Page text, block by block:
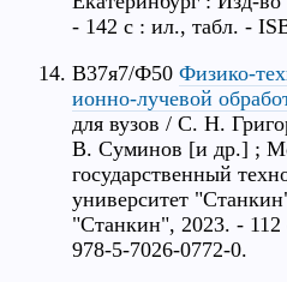
- 142 с : ил., табл. -
В37я7/Ф50 Физико-
ионно-лучевой
для вузов / С. Н.
В. Суминов [и др.] ;
государственный
университет
"Станкин", 2023. -
978-5-7026-0772-0.